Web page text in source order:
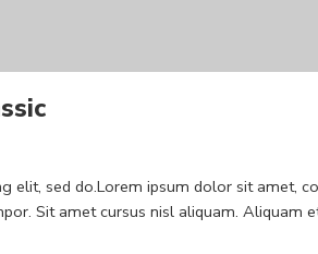
elit, sed do.Lorem ipsum dolor sit amet,
Sit amet cursus nisl aliquam. Aliquam